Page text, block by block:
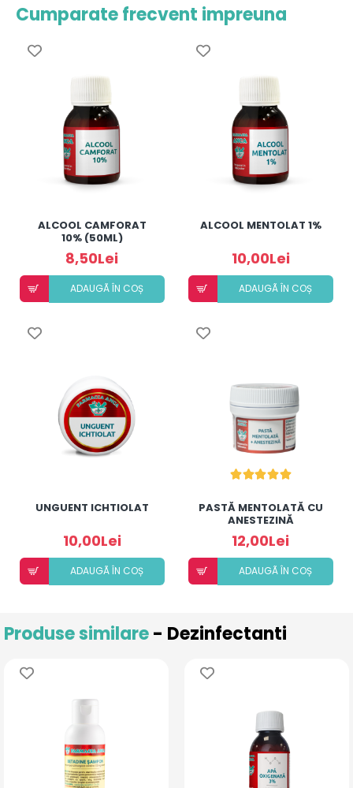
Cumparate frecvent impreuna
ALCOOL CAMFORAT
10% (50ML)
8,50Lei
ADAUGÃ ÎN COȘ
ALCOOL MENTOLAT 1%
10,00Lei
ADAUGÃ ÎN COȘ
UNGUENT ICHTIOLAT
10,00Lei
ADAUGÃ ÎN COȘ
PASTĂ MENTOLATĂ CU
ANESTEZINĂ
12,00Lei
ADAUGÃ ÎN COȘ
Produse similare- Dezinfectanti